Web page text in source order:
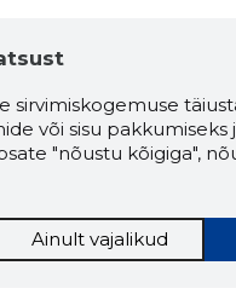
sirvimiskogemuse
või sisu pakkumiseks
"nõustu kõigiga",
Ainult vajalikud